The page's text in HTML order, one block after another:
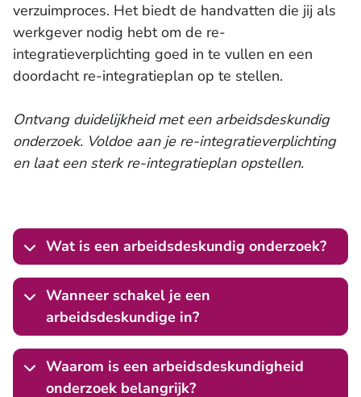
verzuimproces. Het biedt de handvatten die jij als
werkgever nodig hebt om de re-
integratieverplichting goed in te vullen en een
doordacht re-integratieplan op te stellen.
Ontvang duidelijkheid met een arbeidsdeskundig
onderzoek. Voldoe aan je re-integratieverplichting
en laat een sterk re-integratieplan opstellen.
Wat is een arbeidsdeskundig onderzoek?
Wanneer schakel je een
arbeidsdeskundige in?
Waarom is een arbeidsdeskundigheid
onderzoek belangrijk?